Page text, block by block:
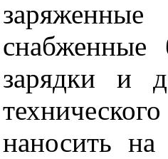
зарядки и
наносить